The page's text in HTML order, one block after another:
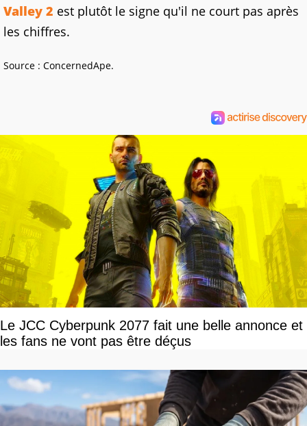
Valley 2 est plutôt le signe qu'il ne court pas après
les chiffres.
Source : ConcernedApe.
Le JCC Cyberpunk 2077 fait une belle annonce et
les fans ne vont pas être déçus